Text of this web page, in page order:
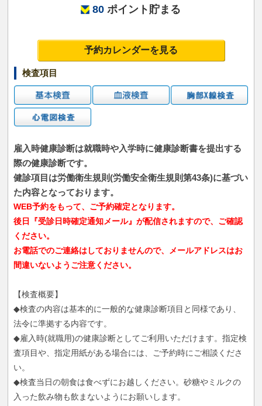
80ポイント貯まる
予約カレンダーを見る
検査項目
雇入時健康診断は就職時や入学時に健康診断書を提出する
際の健康診断です。
健診項目は労働衛生規則(労働安全衛生規則第43条)に基づい
た内容となっております。
WEB予約をもって、ご予約確定となります。
後日『受診日時確定通知メール』が配信されますので、ご確認
ください。
お電話でのご連絡はしておりませんので、メールアドレスはお
間違いないようご注意ください。
【検査概要】
◆検査の内容は基本的に一般的な健康診断項目と同様であり、
法令に準拠する内容です。
◆雇入時(就職用)の健康診断としてご利用いただけます。指定検
査項目や、指定用紙がある場合には、ご予約時にご相談くださ
い。
◆検査当日の朝食は食べずにお越しください。砂糖やミルクの
入った飲み物も飲まないようにお願いします。